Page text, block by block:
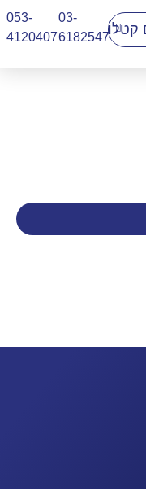
03-
6182547
053-
4120407​